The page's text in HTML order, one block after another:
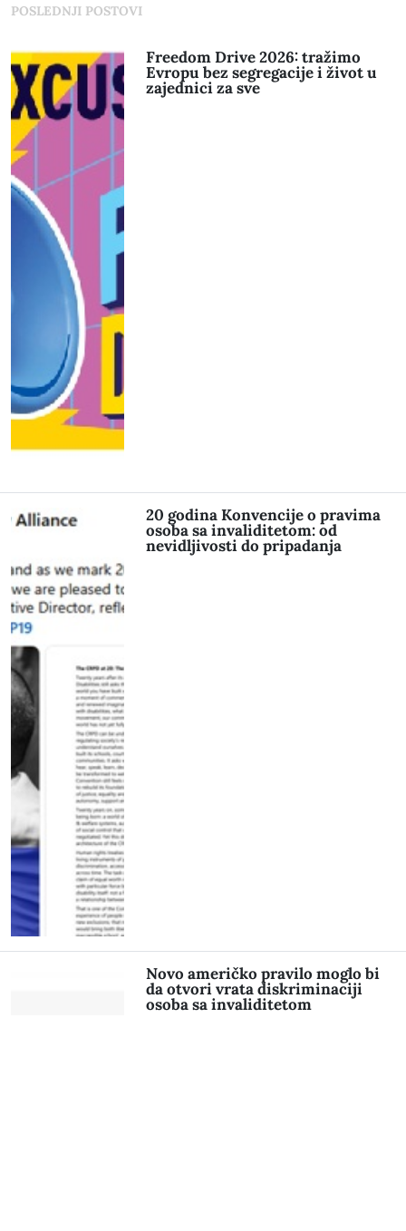
POSLEDNJI POSTOVI
Freedom Drive 2026: tražimo
Evropu bez segregacije i život u
zajednici za sve
20 godina Konvencije o pravima
osoba sa invaliditetom: od
nevidljivosti do pripadanja
Novo američko pravilo moglo bi
da otvori vrata diskriminaciji
osoba sa invaliditetom